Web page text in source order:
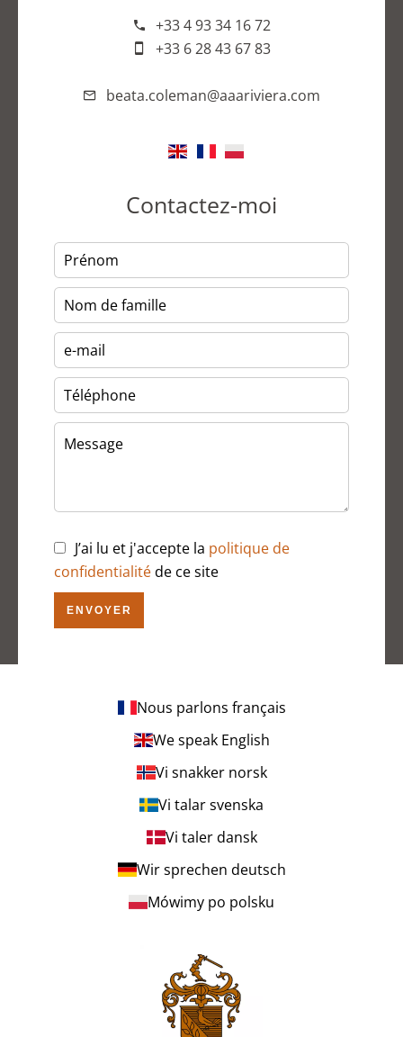
+33 4 93 34 16 72
+33 6 28 43 67 83
beata.coleman@aaariviera.com
Contactez-moi
J’ai lu et j'accepte la politique de
confidentialitéde ce site
ENVOYER
Nous parlons français
We speak English
Vi snakker norsk
Vi talar svenska
Vi taler dansk
Wir sprechen deutsch
Mówimy po polsku